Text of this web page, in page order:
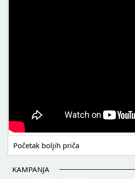
Početak boljih priča
KAMPANJA